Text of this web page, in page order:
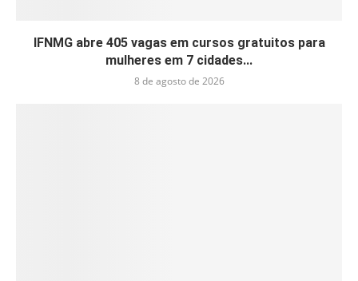
IFNMG abre 405 vagas em cursos gratuitos para
mulheres em 7 cidades...
8 de agosto de 2026